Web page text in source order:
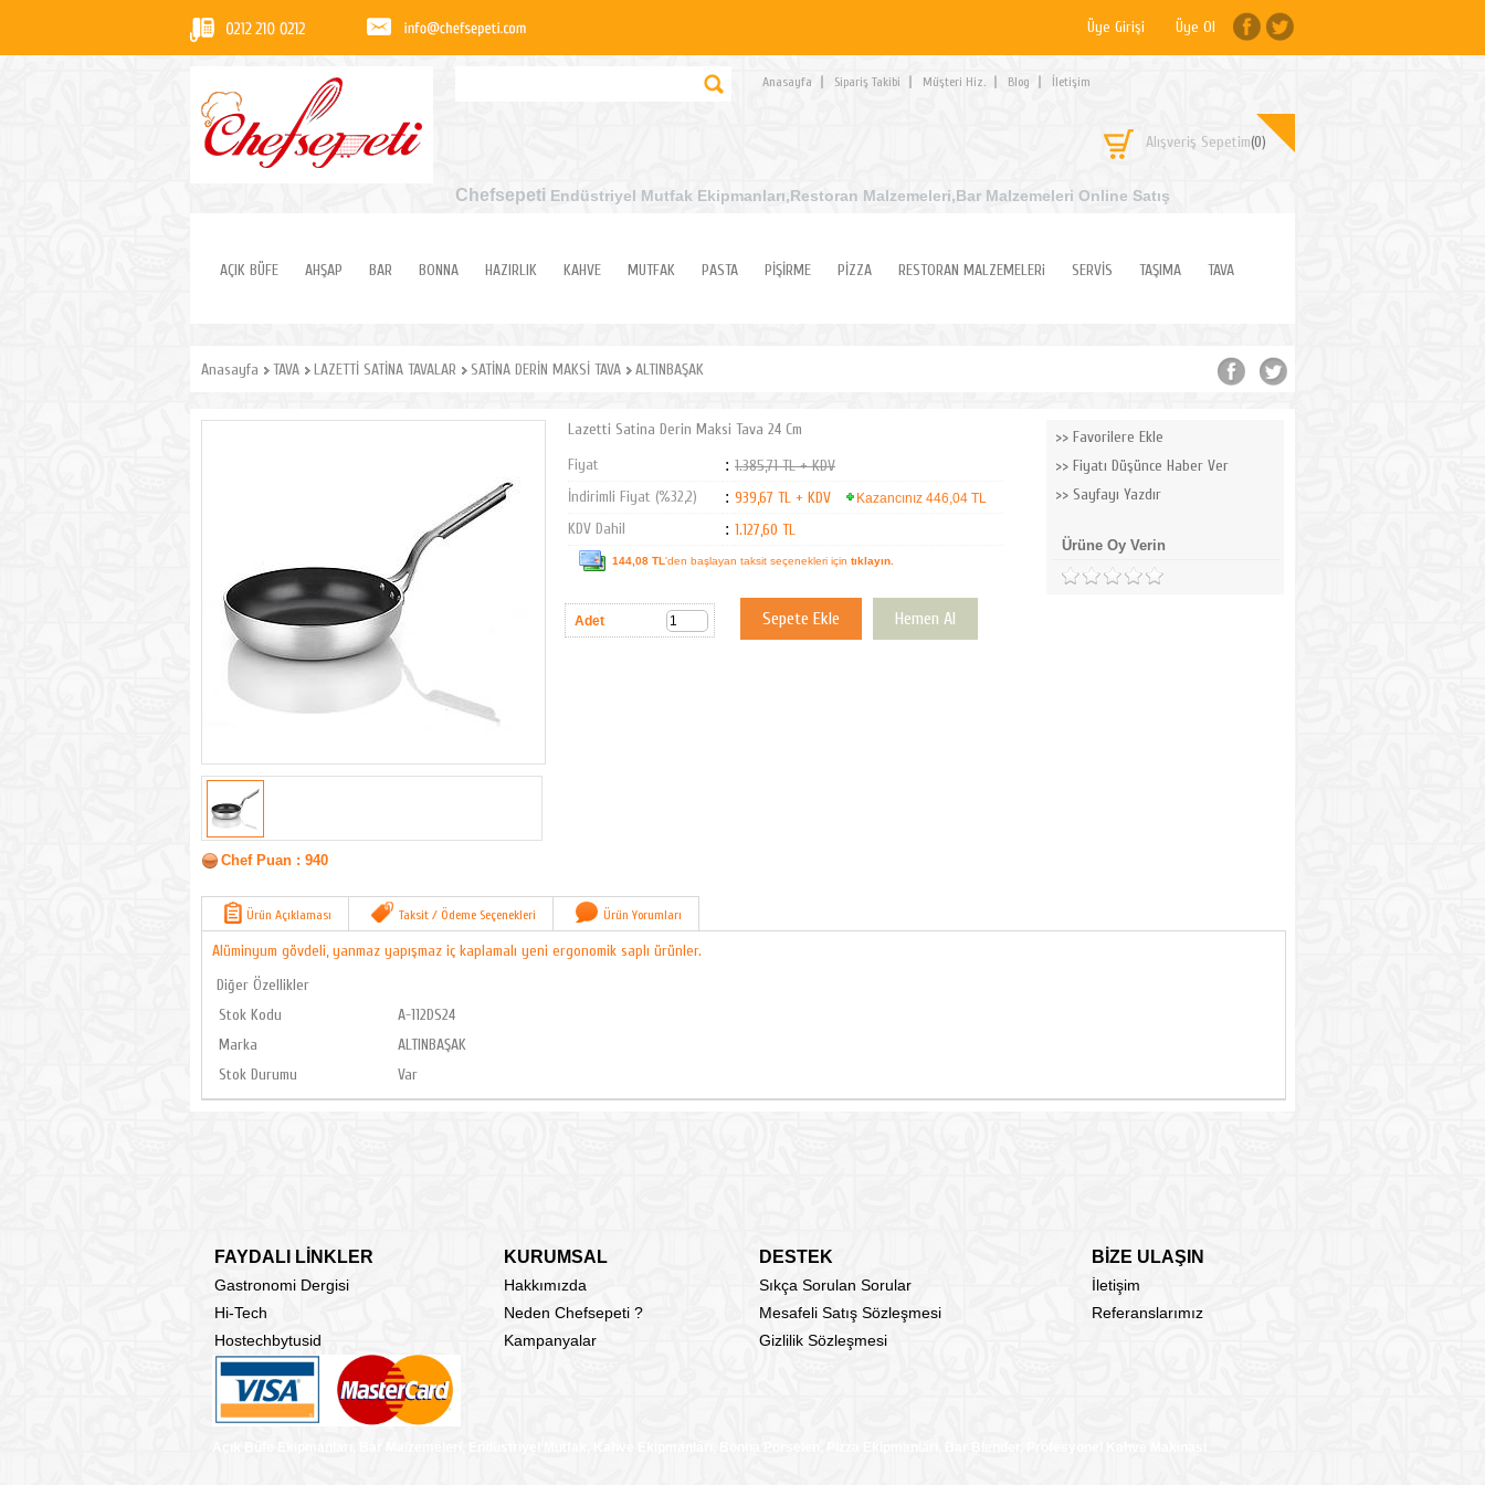
Üye Girişi Üye Ol
Anasayfa Sipariş Takibi Müşteri Hiz. Blog İletişim
Alışveriş Sepetim(0)
Chefsepeti Endüstriyel Mutfak Ekipmanları,Restoran Malzemeleri,Bar Malzemeleri Online Satış
AÇIK BÜFE AHŞAP BAR BONNA HAZIRLIK KAHVE MUTFAK PASTA PİŞİRME PİZZA RESTORAN MALZEMELERi SERVİS TAŞIMA TAVA
Anasayfa TAVA LAZETTİ SATİNA TAVALAR SATİNA DERİN MAKSİ TAVA ALTINBAŞAK
Chef Puan : 940
Lazetti Satina Derin Maksi Tava 24 Cm
Fiyat
: 1.385,71 TL + KDV
İndirimli Fiyat (%32,2)
: 939,67 TL + KDV Kazancınız 446,04 TL
KDV Dahil : 1.127,60 TL
144,08 TL'den başlayan taksit seçenekleri için tıklayın.
Adet
Favorilere Ekle
Fiyatı Düşünce Haber Ver
Sayfayı Yazdır
Ürüne Oy Verin
Ürün Açıklaması Taksit / Ödeme Seçenekleri Ürün Yorumları
Alüminyum gövdeli, yanmaz yapışmaz iç kaplamalı yeni ergonomik saplı ürünler.
Diğer Özellikler
Stok Kodu
A-112DS24
Marka
ALTINBAŞAK
Stok Durumu
Var
FAYDALI LİNKLER KURUMSAL DESTEK BİZE ULAŞIN
Gastronomi Dergisi Hakkımızda Sıkça Sorulan Sorular
İletişim
Hi-Tech
Neden Chefsepeti ? Mesafeli Satış Sözleşmesi
Referanslarımız
Hostechbytusid
Kampanyalar Gizlilik Sözleşmesi